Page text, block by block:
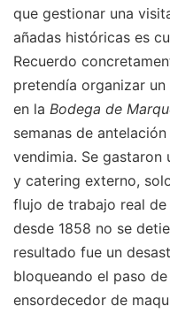
que gestionar una
añadas históricas es
Recuerdo
pretendía organizar
en la Bodega de
semanas de
vendimia. Se
y catering externo,
flujo de trabajo real de
desde 1858 no se
resultado fue un
bloqueando el paso
ensordecedor de